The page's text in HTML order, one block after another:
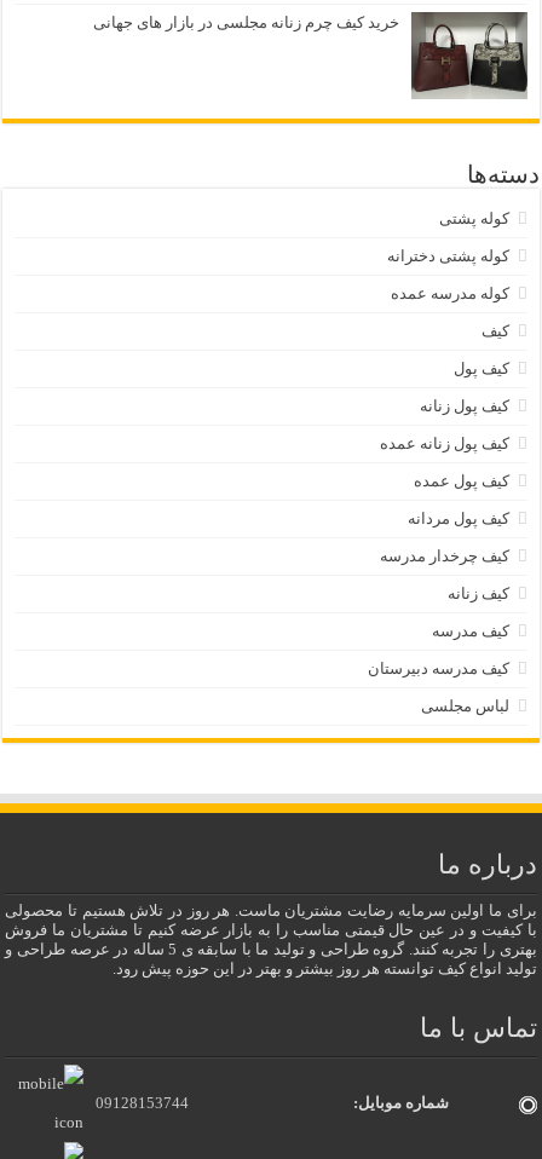
خرید کیف چرم زنانه مجلسی در بازار های جهانی
دسته‌ها
کوله پشتی
کوله پشتی دخترانه
کوله مدرسه عمده
کیف
کیف پول
کیف پول زنانه
کیف پول زنانه عمده
کیف پول عمده
کیف پول مردانه
کیف چرخدار مدرسه
کیف زنانه
کیف مدرسه
کیف مدرسه دبیرستان
لباس مجلسی
درباره ما
برای ما اولین سرمایه رضایت مشتریان ماست. هر روز در تلاش هستیم تا محصولی
با کیفیت و در عین حال قیمتی مناسب را به بازار عرضه کنیم تا مشتریان ما فروش
بهتری را تجربه کنند. گروه طراحی و تولید ما با سابقه ی 5 ساله در عرصه طراحی و
تولید انواع کیف توانسته هر روز بیشتر و بهتر در این حوزه پیش رود.
تماس با ما
شماره موبایل: 09128153744